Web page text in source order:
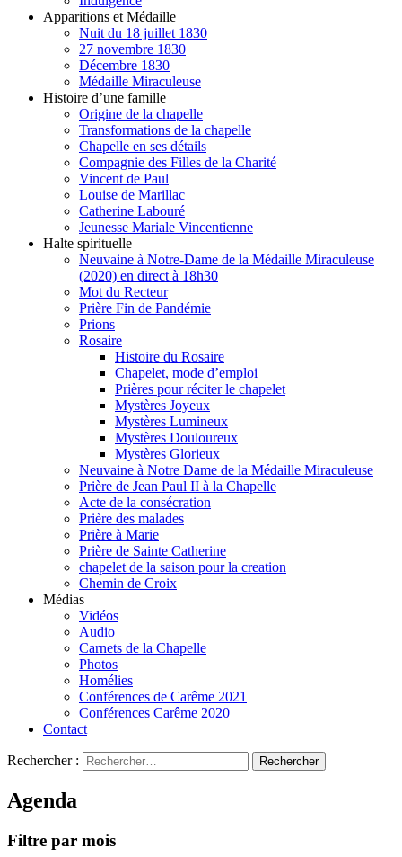
Apparitions et Médaille
Nuit du 18 juillet 1830
27 novembre 1830
Décembre 1830
Médaille Miraculeuse
Histoire d’une famille
Origine de la chapelle
Transformations de la chapelle
Chapelle en ses détails
Compagnie des Filles de la Charité
Vincent de Paul
Louise de Marillac
Catherine Labouré
Jeunesse Mariale Vincentienne
Halte spirituelle
Neuvaine à Notre-Dame de la Médaille Miraculeuse
(2020) en direct à 18h30
Mot du Recteur
Prière Fin de Pandémie
Prions
Rosaire
Histoire du Rosaire
Chapelet, mode d’emploi
Prières pour réciter le chapelet
Mystères Joyeux
Mystères Lumineux
Mystères Douloureux
Mystères Glorieux
Neuvaine à Notre Dame de la Médaille Miraculeuse
Prière de Jean Paul II à la Chapelle
Acte de la consécration
Prière des malades
Prière à Marie
Prière de Sainte Catherine
chapelet de la saison pour la creation
Chemin de Croix
Médias
Vidéos
Audio
Carnets de la Chapelle
Photos
Homélies
Conférences de Carême 2021
Conférences Carême 2020
Contact
Rechercher :
Agenda
Filtre par mois